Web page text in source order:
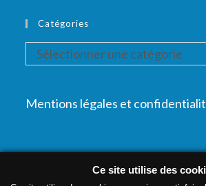
Catégories
Catégories
Sélectionner une catégorie
Mentions légales et
Accueil MAO Autour de la musique
Ce site utilise des